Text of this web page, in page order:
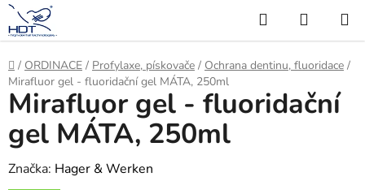
Přejít
na
obsah
Hledat
KOŠÍK
Domů
/ ORDINACE / Profylaxe, pískovače / Ochrana dentinu, fluoridace /
Mirafluor gel - fluoridační gel MÁTA, 250ml
Mirafluor gel - fluoridační
gel MÁTA, 250ml
Značka: Hager & Werken